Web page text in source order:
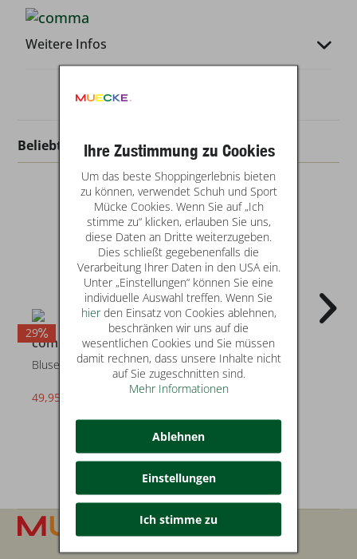
Weitere Infos
Beliebt in dieser Kategorie
29
comma
Bluse
49,95 €
33
comma
Bluse
39,95 €
Ihre Zustimmung zu Cookies
Um das beste Shoppingerlebnis bieten
zu können, verwendet Schuh und Sport
Mücke Cookies. Wenn Sie auf „Ich
stimme zu“ klicken, erlauben Sie uns,
diese Daten an Dritte weiterzugeben.
Dies schließt gegebenenfalls die
Verarbeitung Ihrer Daten in den USA ein.
Unter „Einstellungen“ können Sie eine
individuelle Auswahl treffen. Wenn Sie
hierden Einsatz von Cookies ablehnen,
beschränken wir uns auf die
wesentlichen Cookies und Sie müssen
damit rechnen, dass unsere Inhalte nicht
auf Sie zugeschnitten sind.
Mehr Informationen
Ablehnen
Einstellungen
Ich stimme zu